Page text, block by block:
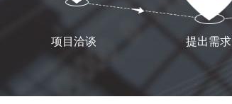
项目洽谈 提出需求